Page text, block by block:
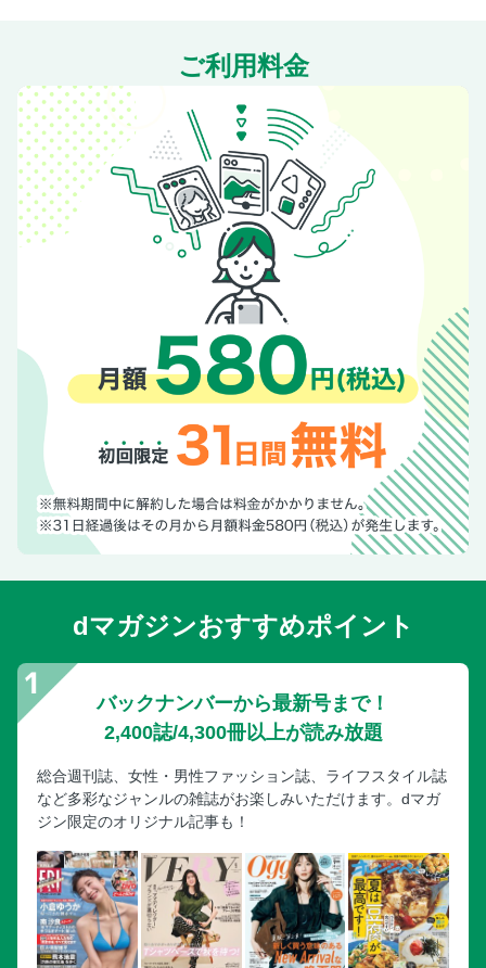
ご利用料金
dマガジンおすすめポイント
バックナンバーから最新号まで！
2,400誌/4,300冊以上が読み放題
総合週刊誌、女性・男性ファッション誌、ライフスタイル誌
など多彩なジャンルの雑誌がお楽しみいただけます。dマガ
ジン限定のオリジナル記事も！